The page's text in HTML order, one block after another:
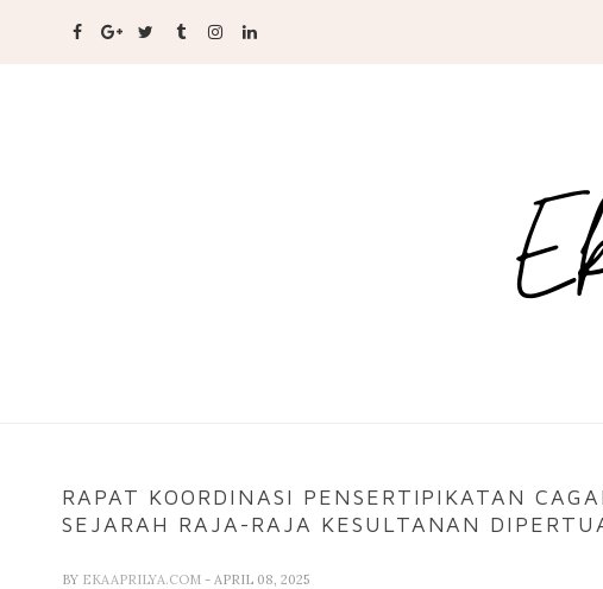
RAPAT KOORDINASI PENSERTIPIKATAN
SEJARAH RAJA-RAJA KESULTANAN
BY EKAAPRILYA.COM - APRIL 08, 2025